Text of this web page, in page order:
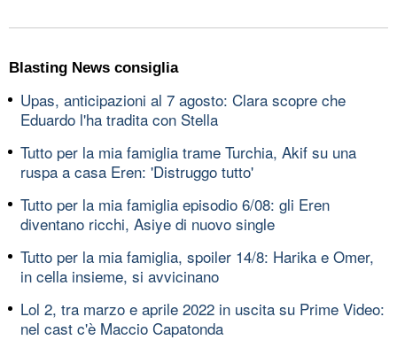
Blasting News consiglia
Upas, anticipazioni al 7 agosto: Clara scopre che
Eduardo l'ha tradita con Stella
Tutto per la mia famiglia trame Turchia, Akif su una
ruspa a casa Eren: 'Distruggo tutto'
Tutto per la mia famiglia episodio 6/08: gli Eren
diventano ricchi, Asiye di nuovo single
Tutto per la mia famiglia, spoiler 14/8: Harika e Omer,
in cella insieme, si avvicinano
Lol 2, tra marzo e aprile 2022 in uscita su Prime Video:
nel cast c'è Maccio Capatonda